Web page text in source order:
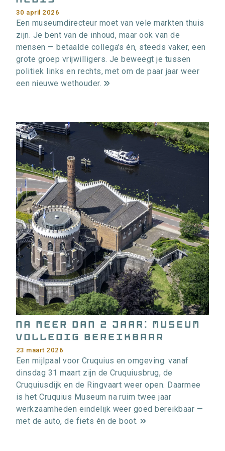
30 april 2026
Een museumdirecteur moet van vele markten thuis
zijn. Je bent van de inhoud, maar ook van de
mensen — betaalde collega’s én, steeds vaker, een
grote groep vrijwilligers. Je beweegt je tussen
politiek links en rechts, met om de paar jaar weer
een nieuwe wethouder.
r
i
n
f
r
m
a
t
i
e
>
Na meer dan 2 jaar: museum
volledig bereikbaar
23 maart 2026
Een mijlpaal voor Cruquius en omgeving: vanaf
dinsdag 31 maart zijn de Cruquiusbrug, de
Cruquiusdijk en de Ringvaart weer open. Daarmee
is het Cruquius Museum na ruim twee jaar
werkzaamheden eindelijk weer goed bereikbaar —
met de auto, de fiets én de boot.